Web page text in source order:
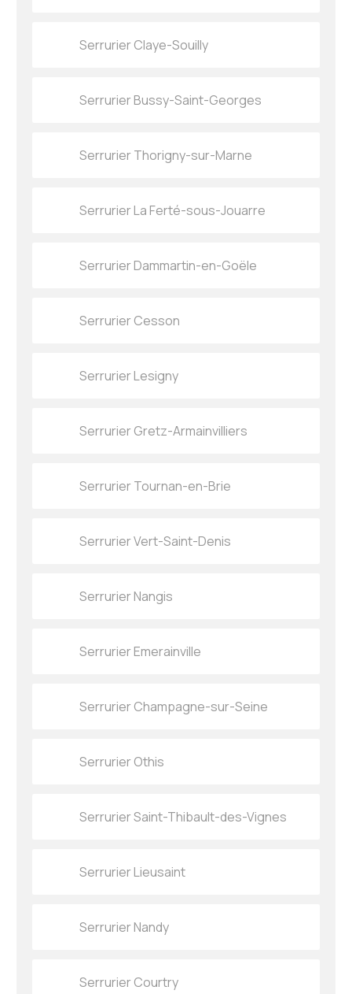
Serrurier Claye-Souilly
Serrurier Bussy-Saint-Georges
Serrurier Thorigny-sur-Marne
Serrurier La Ferté-sous-Jouarre
Serrurier Dammartin-en-Goële
Serrurier Cesson
Serrurier Lesigny
Serrurier Gretz-Armainvilliers
Serrurier Tournan-en-Brie
Serrurier Vert-Saint-Denis
Serrurier Nangis
Serrurier Emerainville
Serrurier Champagne-sur-Seine
Serrurier Othis
Serrurier Saint-Thibault-des-Vignes
Serrurier Lieusaint
Serrurier Nandy
Serrurier Courtry